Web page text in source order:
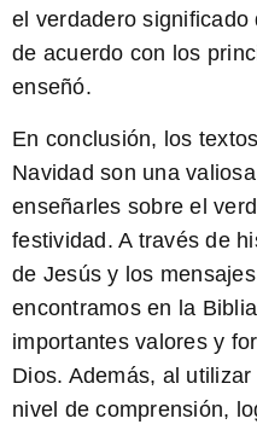
el verdadero
de acuerdo con los
enseñó.
En conclusión, los
Navidad son una
enseñarles sobre el
festividad. A través de
de Jesús y los
encontramos en la
importantes valores y
Dios. Además, al
nivel de comprensión,